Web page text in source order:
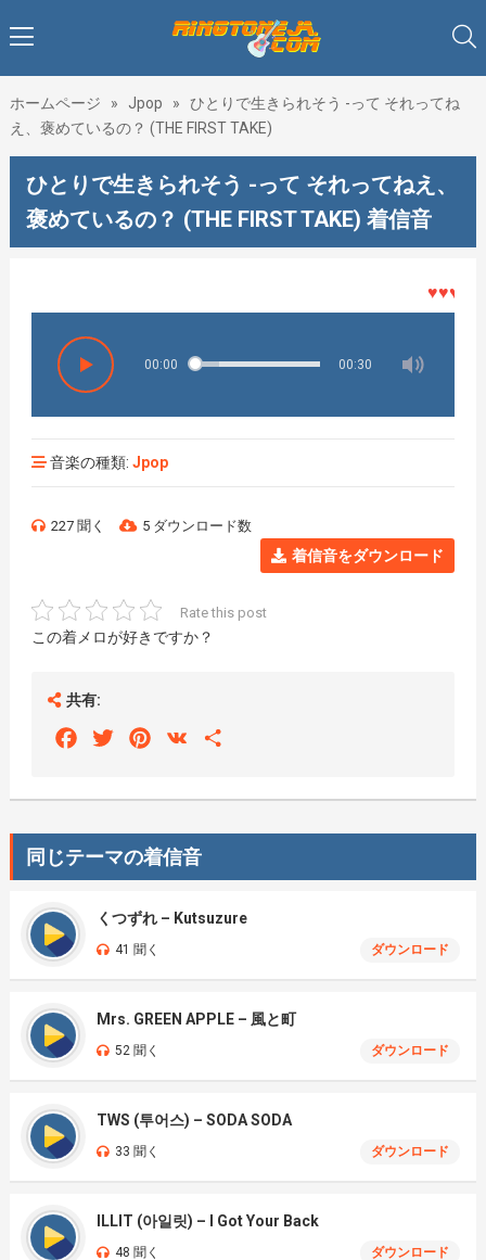
ホームページ » Jpop »
ひとりで生きられそう -って それってね
え、褒めているの？ (THE FIRST TAKE)
ひとりで生きられそう -って それってねえ、
褒めているの？ (THE FIRST TAKE) 着信音
♥♥♥着メ
00:00 00:30
音楽の種類: Jpop
227 聞く 5 ダウンロード数
着信音をダウンロード
Rate this post
この着メロが好きですか？
共有:
FacebookTwitterPinterest
VK
同じテーマの着信音
くつずれ – Kutsuzure
41 聞く ダウンロード
Mrs. GREEN APPLE – 風と町
52 聞く ダウンロード
TWS (투어스) – SODA SODA
33 聞く ダウンロード
ILLIT (아일릿) – I Got Your Back
48 聞く ダウンロード